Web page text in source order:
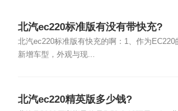
北汽ec220标准版有没有带快充?
北汽ec220标准版有快充的啊：1、作为EC220
新增车型，外观与现...
北汽ec220精英版多少钱?